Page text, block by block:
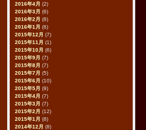
2016年4月 (2)
2016年3月 (6)
2016年2月 (8)
2016年1月 (6)
2015年12月 (7)
2015年11月 (1)
2015年10月 (6)
2015年9月 (7)
2015年8月 (7)
2015年7月 (5)
2015年6月 (10)
2015年5月 (9)
2015年4月 (7)
2015年3月 (7)
2015年2月 (12)
2015年1月 (8)
2014年12月 (8)